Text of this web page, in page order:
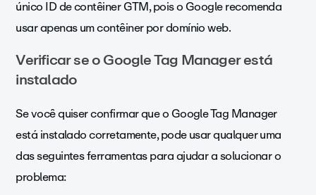
único ID de contêiner GTM, pois o Google recomenda
usar apenas um contêiner por domínio web.
Verificar se o Google Tag Manager está
instalado
Se você quiser confirmar que o Google Tag Manager
está instalado corretamente, pode usar qualquer uma
das seguintes ferramentas para ajudar a solucionar o
problema: